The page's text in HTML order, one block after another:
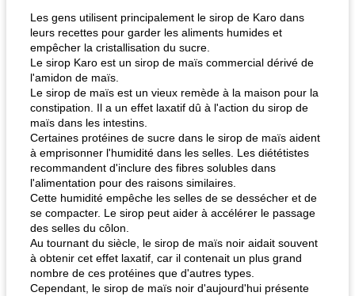
Les gens utilisent principalement le sirop de Karo dans
leurs recettes pour garder les aliments humides et
empêcher la cristallisation du sucre.
Le sirop Karo est un sirop de maïs commercial dérivé de
l'amidon de maïs.
Le sirop de maïs est un vieux remède à la maison pour la
constipation. Il a un effet laxatif dû à l'action du sirop de
maïs dans les intestins.
Certaines protéines de sucre dans le sirop de maïs aident
à emprisonner l'humidité dans les selles. Les diététistes
recommandent d'inclure des fibres solubles dans
l'alimentation pour des raisons similaires.
Cette humidité empêche les selles de se dessécher et de
se compacter. Le sirop peut aider à accélérer le passage
des selles du côlon.
Au tournant du siècle, le sirop de maïs noir aidait souvent
à obtenir cet effet laxatif, car il contenait un plus grand
nombre de ces protéines que d'autres types.
Cependant, le sirop de maïs noir d'aujourd'hui présente